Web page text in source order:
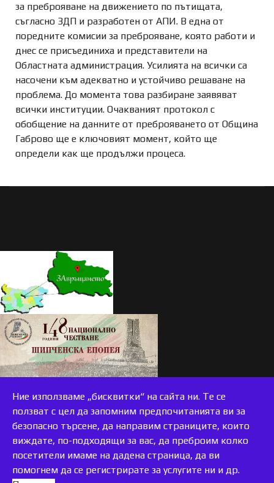
за преброяване на движението по пътищата,
съгласно ЗДП и разработен от АПИ. В една от
поредните комисии за преброяване, която работи и
днес се присъединиха и представители на
Областната администрация. Усилията на всички са
насочени към адекватно и устойчиво решаване на
проблема. До момента това разбиране заявяват
всички институции. Очакваният протокол с
обобщение на данните от преброяването от Община
Габрово ще е ключовият момент, който ще
определи как ще продължи процеса.
Ние използваме „бисквитки“ на сайта ни. Те се
ползват с цел да запомним предпочитанията ви за
безопасно търсене, да направим страниците, които
виждате, по-подходящи за вас, да преброим колко
посетители имаме на дадена страница, да ви
помогнем да се регистрирате за услугите ни и др.
accessible